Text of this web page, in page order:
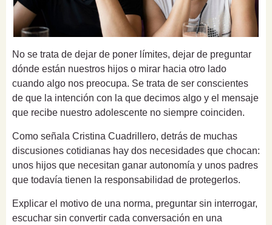
No se trata de dejar de poner límites, dejar de preguntar
dónde están nuestros hijos o mirar hacia otro lado
cuando algo nos preocupa. Se trata de ser conscientes
de que la intención con la que decimos algo y el mensaje
que recibe nuestro adolescente no siempre coinciden.
Como señala Cristina Cuadrillero, detrás de muchas
discusiones cotidianas hay dos necesidades que chocan:
unos hijos que necesitan ganar autonomía y unos padres
que todavía tienen la responsabilidad de protegerlos.
Explicar el motivo de una norma, preguntar sin interrogar,
escuchar sin convertir cada conversación en una